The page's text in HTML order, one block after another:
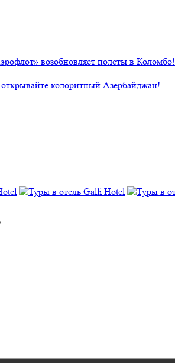
возобновляет полеты в Коломбо!
колоритный Азербайджан!